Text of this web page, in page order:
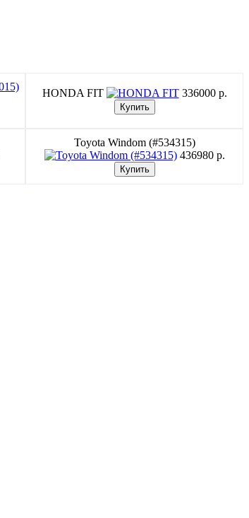
HONDA FIT 336000 p.
Toyota Windom (#534315)
436980 p.